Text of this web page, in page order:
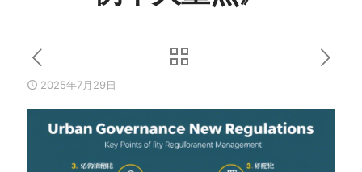
2025年7月29日